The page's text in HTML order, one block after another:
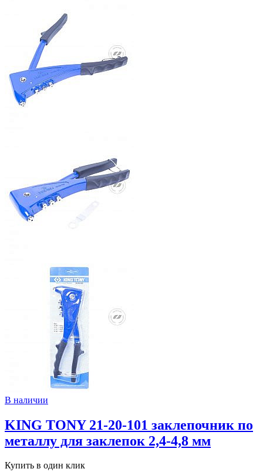
В наличии
KING TONY 21-20-101 заклепочник по
металлу для заклепок 2,4-4,8 мм
Купить в один клик